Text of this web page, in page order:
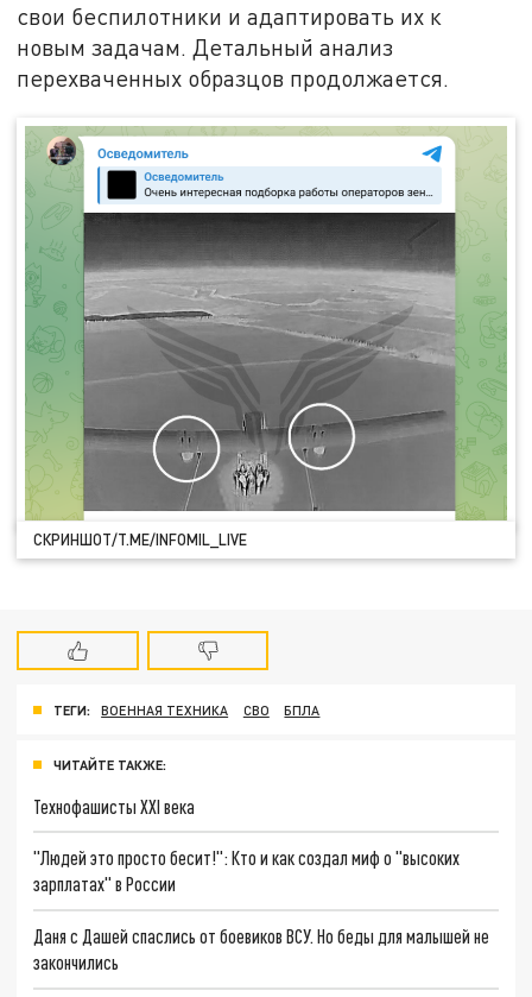
свои беспилотники и адаптировать их к
новым задачам. Детальный анализ
перехваченных образцов продолжается.
СКРИНШОТ/T.ME/INFOMIL_LIVE
ТЕГИ: ВОЕННАЯ ТЕХНИКА СВО БПЛА
ЧИТАЙТЕ ТАКЖЕ:
Технофашисты XXI века
"Людей это просто бесит!": Кто и как создал миф о "высоких
зарплатах" в России
Даня с Дашей спаслись от боевиков ВСУ. Но беды для малышей не
закончились